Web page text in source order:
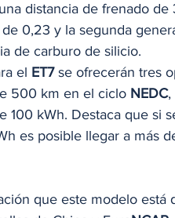
distancia de frenado de
0,23 y la segunda
de carburo de silicio.
el ET7 se ofrecerán tres
500 km en el ciclo NEDC,
100 kWh. Destaca que si
es posible llegar a más
que este modelo está